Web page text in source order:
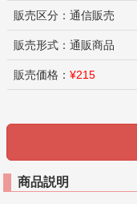
販売区分：通信販売
販売形式：通販商品
販売価格： ¥215
商品説明